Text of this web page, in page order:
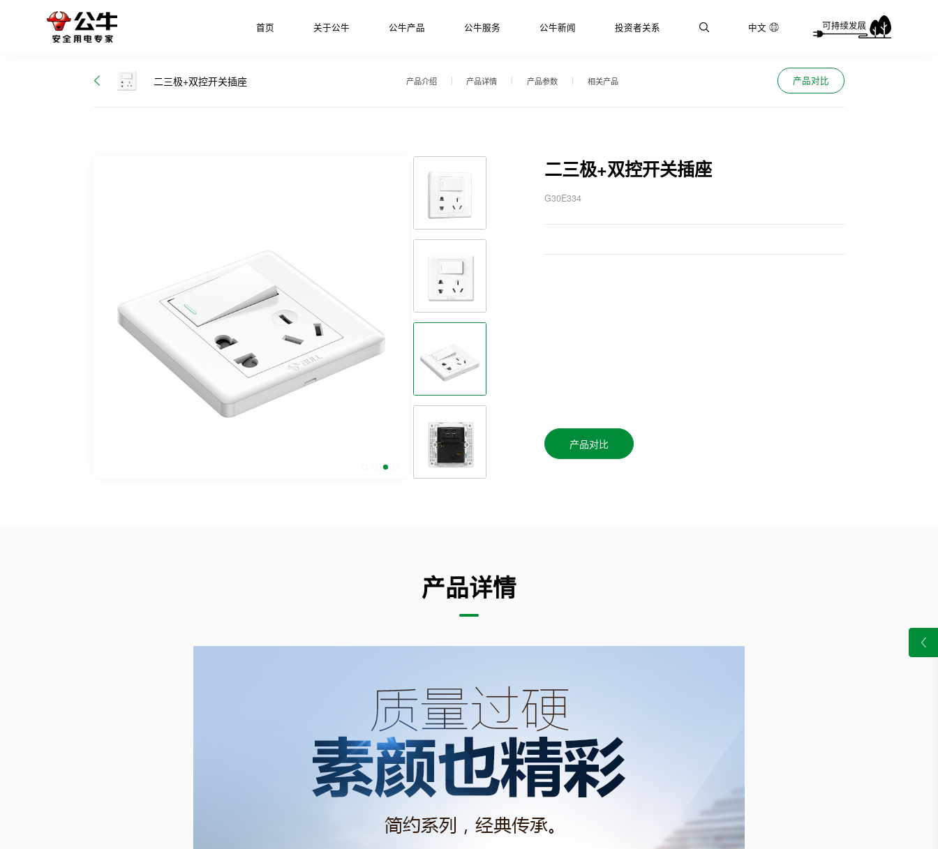
首页 关于公牛 公牛产品 公牛服务 公牛新闻 投资者关系 中文
二三极+双控开关插座 产品介绍 产品详情 产品参数 相关产品 产品对比
二三极+双控开关插座
G30E334
产品对比
产品详情